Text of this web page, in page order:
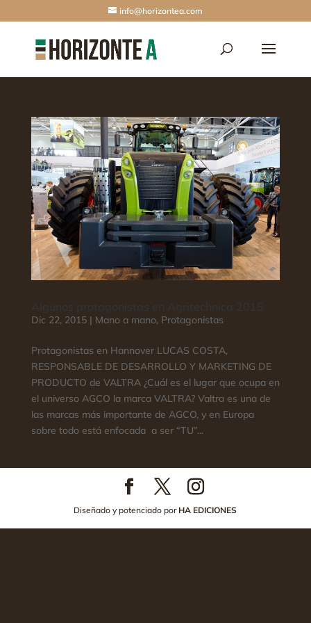
info@horizontea.com
Dic 22, 2015| Mano a mano, Protagonistas
Protagonistas en Hannover LUCAS COSTA,
RESPONSABLE DE DESARROLLO Y MARKETING DE
PRODUCTO de VALTRA ¿Cuál es el lugar que ocupa en
el universo AGCO la marca VALTRA? Valtra es una de
las marcas más importante de AGCO, y en Europa
sobre todo está enfocada a ser “TU”...
Diseñado y potenciado por HA EDICIONES